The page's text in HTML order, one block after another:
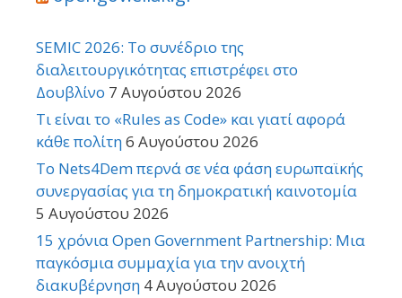
SEMIC 2026: Το συνέδριο της
διαλειτουργικότητας επιστρέφει στο
Δουβλίνο 7 Αυγούστου 2026
Τι είναι το «Rules as Code» και γιατί αφορά
κάθε πολίτη6 Αυγούστου 2026
Το Nets4Dem περνά σε νέα φάση ευρωπαϊκής
συνεργασίας για τη δημοκρατική καινοτομία
5 Αυγούστου 2026
15 χρόνια Open Government Partnership: Μια
παγκόσμια συμμαχία για την ανοιχτή
διακυβέρνηση 4 Αυγούστου 2026